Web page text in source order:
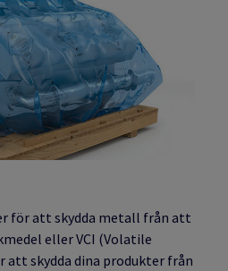
för att skydda metall från att
eller VCI (Volatile
skydda dina produkter från